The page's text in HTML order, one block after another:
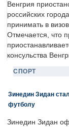
Венгрия
российских
принимать в
Отмечается, что
консульства
СПОРТ
Зинедин Зидан
футболу
Зинедин Зидан